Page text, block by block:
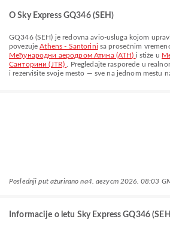
O Sky Express GQ346 (SEH)
GQ346(SEH) je redovna avio-usluga kojom
povezujeAthens - Santorini sa prosečnim
Међународни аеродром Атина (ATH) i stiže u
Санторини (JTR)
. Pregledajte rasporede u
i rezervišite svoje mesto — sve na jednom mestu
Poslednji put ažurirano na4. август 2026. 08:03
Informacije o letu Sky Express GQ346